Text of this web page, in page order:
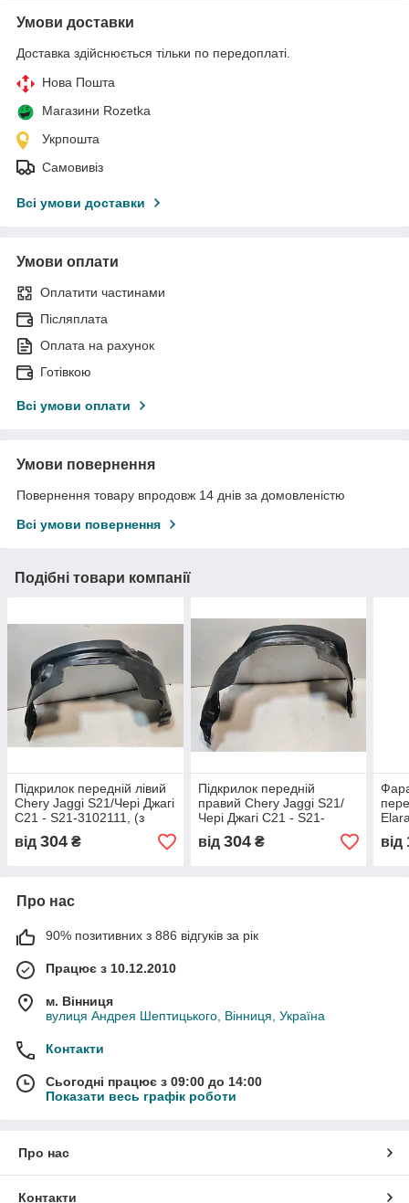
Умови доставки
Доставка здійснюється тільки по передоплаті.
Нова Пошта
Магазини Rozetka
Укрпошта
Самовивіз
Всі умови доставки
Умови оплати
Оплатити частинами
Післяплата
Оплата на рахунок
Готівкою
Всі умови оплати
Умови повернення
Повернення товару впродовж 14 днів за домовленістю
Всі умови повернення
Подібні товари компанії
Підкрилок передній лівий
Chery Jaggi S21/Чері Джагі
С21 - S21-3102111, (з
розбірки)
від 304 ₴
Підкрилок передній
правий Chery Jaggi S21/
Чері Джагі С21 - S21-
3102112, (з розбірки)
від 304₴ від
Про нас
90% позитивних з 886 відгуків за рік
Працює з 10.12.2010
м. Вінниця
вулиця Андрея Шептицького, Вінниця, Україна
Контакти
Сьогодні працює з 09:00 до 14:00
Показати весь графік роботи
Про нас
Контакти